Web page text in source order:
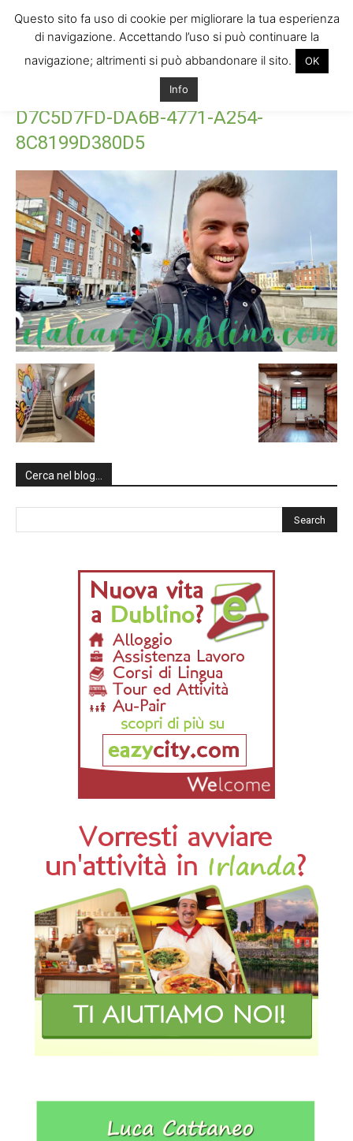
D7C5D7FD-DA6B-4771-A254-8C8199D380D5
D7C5D7FD-DA6B-4771-A254-
8C8199D380D5
Cerca nel blog…
Questo sito fa uso di cookie per migliorare la tua esperienza
di navigazione. Accettando l’uso si può continuare la
navigazione; altrimenti si può abbandonare il sito.
OK
Info